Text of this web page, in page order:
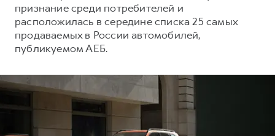
признание среди потребителей и
расположилась в середине списка 25 самых
продаваемых в России автомобилей,
публикуемом АЕБ.